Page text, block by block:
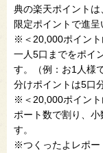
典の楽天ポイント
限定ポイントで進呈
※＜20,000ポイント
一人5口までをポイ
す。（例：お1人様
分けポイントは5口
※＜20,000ポイント
ポート数で割り、
す。
※つくったよレポー